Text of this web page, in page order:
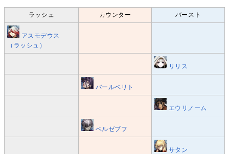
ラッシュ カウンター バースト
アスモデウス
（ラッシュ）
リリス
バールベリト
エウリノーム
ベルゼブフ
サタン